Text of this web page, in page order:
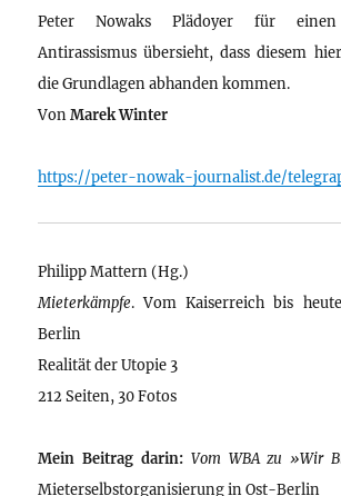
Peter Nowaks Plädoyer für einen
Antirassismus übersieht, dass diesem
die Grundlagen abhanden kommen.
VonMarek Winter
https://peter-nowak-journalist.de/
Philipp Mattern (Hg.)
Mieterkämpfe. Vom Kaiserreich bis
Berlin
Realität der Utopie 3
212 Seiten, 30 Fotos
Mein Beitrag darin: Vom WBA zu »Wir
Mieterselbstorganisierung in Ost-Berlin